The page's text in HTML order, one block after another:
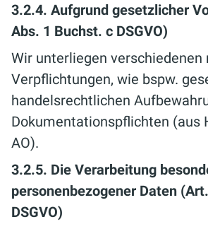
3.2.4. Aufgrund gesetzlicher
Abs. 1 Buchst. c DSGVO)
Wir unterliegen verschiedenen
Verpflichtungen, wie bspw.
handelsrechtlichen
Dokumentationspflichten (aus
AO).
3.2.5. Die Verarbeitung
personenbezogener Daten
DSGVO)